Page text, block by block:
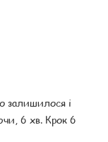
залишилося і
6 хв. Крок 6